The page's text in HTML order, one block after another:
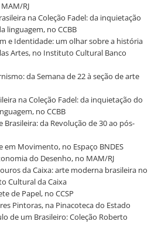
RJ
na Coleção Fadel: da inquietação
linguagem, no CCBB
e Identidade: um olhar sobre a história
Artes, no Instituto Cultural Banco
da Semana de 22 à seção de arte
na Coleção Fadel: da inquietação do
no CCBB
Brasileira: da Revolução de 30 ao pós-
em Movimento, no Espaço BNDES
do Desenho, no MAM/RJ
da Caixa: arte moderna brasileira no
Cultural da Caixa
de Papel, no CCSP
Pintoras, na Pinacoteca do Estado
de um Brasileiro: Coleção Roberto